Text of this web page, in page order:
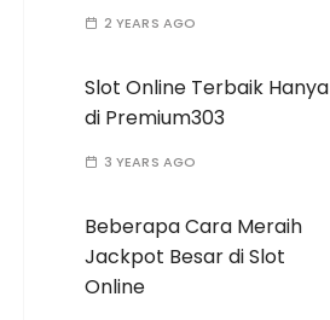
2 YEARS AGO
Slot Online Terbaik Hanya
di Premium303
3 YEARS AGO
Beberapa Cara Meraih
Jackpot Besar di Slot
Online